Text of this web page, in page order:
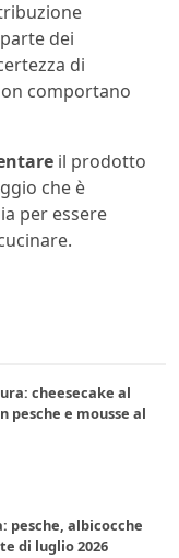
dei
di
comportano
il prodotto
che è
per essere
cheesecake al
pesche e mousse al
pesche, albicocche
di luglio 2026